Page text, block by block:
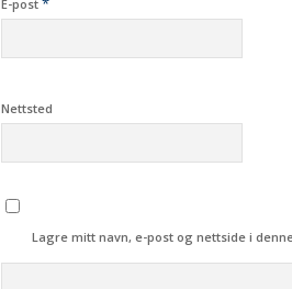
E-post
Nettsted
Lagre mitt navn, e-post og nettside i